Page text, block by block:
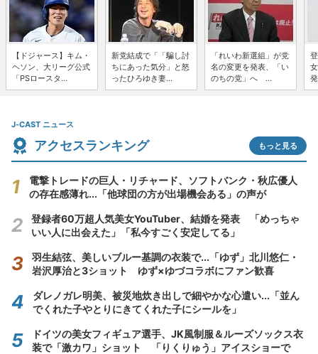
【ドジャース】キム・
ヘソン、大リーグ公式
「PSロースタ...
新党結成で「「騙し討
ちにあった気分」と怒
ったひろゆき妻...
「れいわ新選組」が党
名の変更を発表、「い
のちの党」へ ...
J-CAST ニュース
アクセスランキング もっと見る
電撃トレードの巨人・リチャード、ソフトバンク・秋広優人
の存在感薄れ...「他球団の方が出場機会ある」の声が
登録者60万超人気美女YouTuber、結婚を発表 「めっちゃ
いい人に出会えた」「私今すごく安定してる」
羽生結弦、美しいブルー基調の衣装で...「ゆず」北川悠仁・
岩沢厚治と3ショット ゆず×ゆづコラボにファン歓喜
ダレノガレ明美、被災地炊き出しで細やかな心遣い...「並ん
でくれた子やとりにきてくれた子にシールを」
ドイツの美女フィギュア選手、JK風制服＆ルーズソックス衣
装で「激カワ」ショット 「りくりゅう」アイスショーで